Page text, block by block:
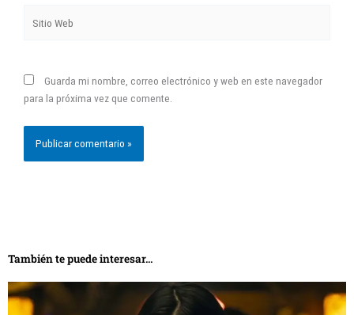
Web
Guarda mi nombre, correo electrónico y web en este navegador
para la próxima vez que comente.
También te puede interesar...